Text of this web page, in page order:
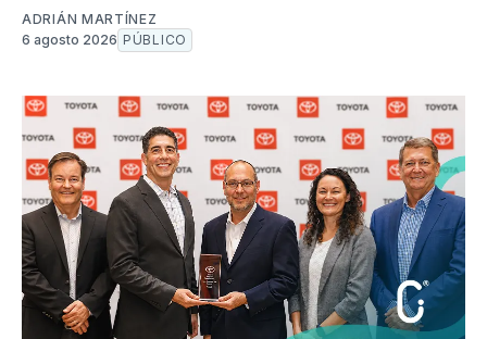
ADRIÁN MARTÍNEZ
6 agosto 2026 PÚBLICO